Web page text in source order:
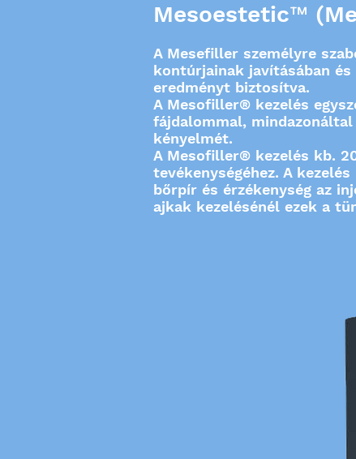
Mesoestetic™
A Mesefiller személyre
kontúrjainak javításában
eredményt biztosítva.
A Mesofiller® kezelés
fájdalommal,
kényelmét.
A Mesofiller® kezelés kb.
tevékenységéhez. A
bőrpír és érzékenység az
ajkak kezelésénél ezek a